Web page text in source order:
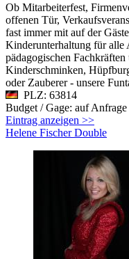
Ob Mitarbeiterfest,
offenen Tür,
fast immer mit auf der
Kinderunterhaltung für alle
pädagogischen
Kinderschminken,
oder Zauberer - unsere
PLZ: 63814
Budget / Gage: auf Anfrage
Eintrag anzeigen >>
Helene Fischer Double